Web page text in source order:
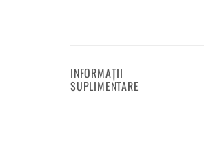
INFORMAȚII
SUPLIMENTARE